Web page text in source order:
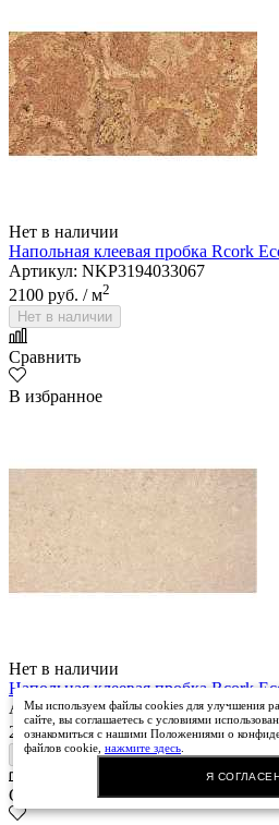
Нет в наличии
Напольная клеевая пробка Rcork
Артикул: NKP3194033067
2100 руб. / м2
Нет в наличии
Сравнить
В избранное
Нет в наличии
Напольная клеевая пробка Rcork
Артикул: NKP3194233069
2400 руб. / м2
Нет в наличии
Сравнить
Мы используем файлы cookies для улучшения
сайте, вы соглашаетесь с условиями
ознакомиться с нашими Положениями о
файлов cookie,нажмите здесь
Я